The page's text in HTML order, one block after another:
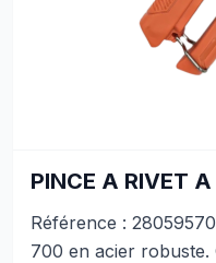
PINCE A RIVET
Référence :
700 en acier robuste.